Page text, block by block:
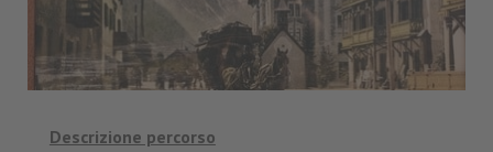
Descrizione percorso